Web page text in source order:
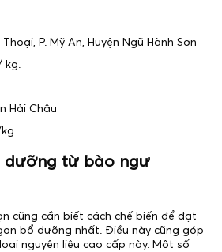
P. Mỹ An, Huyện Ngũ Hành Sơn
kg.
Hải Châu
dưỡng từ bào ngư
cũng cần biết cách chế biến để đạt
bổ dưỡng nhất. Điều này cũng góp
nguyên liệu cao cấp này. Một số